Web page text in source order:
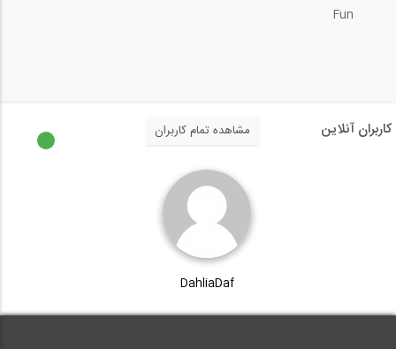
سری بازسازی و نوسازی اصولی خانه توسط...
Walsh-...
Fun
کاربران آنلاین مشاهده تمام کاربران
DahliaDaf